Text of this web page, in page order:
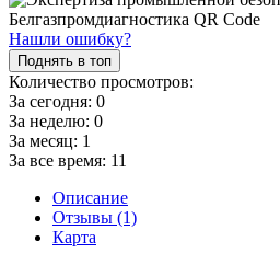
Нашли ошибку?
Поднять в топ
Количество просмотров:
За сегодня: 0
За неделю: 0
За месяц: 1
За все время: 11
Описание
Отзывы (1)
Карта